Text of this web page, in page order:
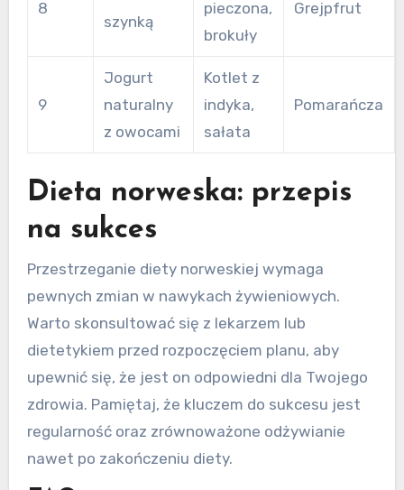
8
szynką
pieczona,
brokuły
Grejpfrut
9
Jogurt
naturalny
z owocami
Kotlet z
indyka,
sałata
Pomarańcza
Dieta norweska: przepis
na sukces
Przestrzeganie diety norweskiej wymaga
pewnych zmian w nawykach żywieniowych.
Warto skonsultować się z lekarzem lub
dietetykiem przed rozpoczęciem planu, aby
upewnić się, że jest on odpowiedni dla Twojego
zdrowia. Pamiętaj, że kluczem do sukcesu jest
regularność oraz zrównoważone odżywianie
nawet po zakończeniu diety.